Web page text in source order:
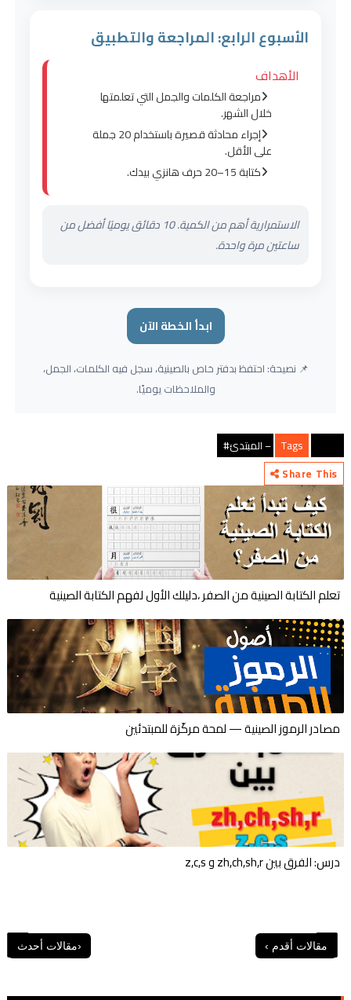
الأسبوع الرابع: المراجعة والتطبيق
الأهداف
مراجعة الكلمات والجمل التي تعلمتها
خلال الشهر.
إجراء محادثة قصيرة باستخدام 20 جملة
على الأقل.
كتابة 15–20 حرف هانزي بيدك.
الاستمرارية أهم من الكمية. 10 دقائق يوميًا أفضل من
ساعتين مرة واحدة.
ابدأ الخطة الآن
📌 نصيحة: احتفظ بدفتر خاص بالصينية، سجل فيه الكلمات، الجمل،
والملاحظات يوميًا.
Tags
Share This
تعلم الكتابة الصينية من الصفر ،دليلك الأول لفهم الكتابة الصينية
مصادر الرموز الصينية — لمحة مركّزة للمبتدئين
درس: الفرق بين zh,ch,sh,r و z,c,s